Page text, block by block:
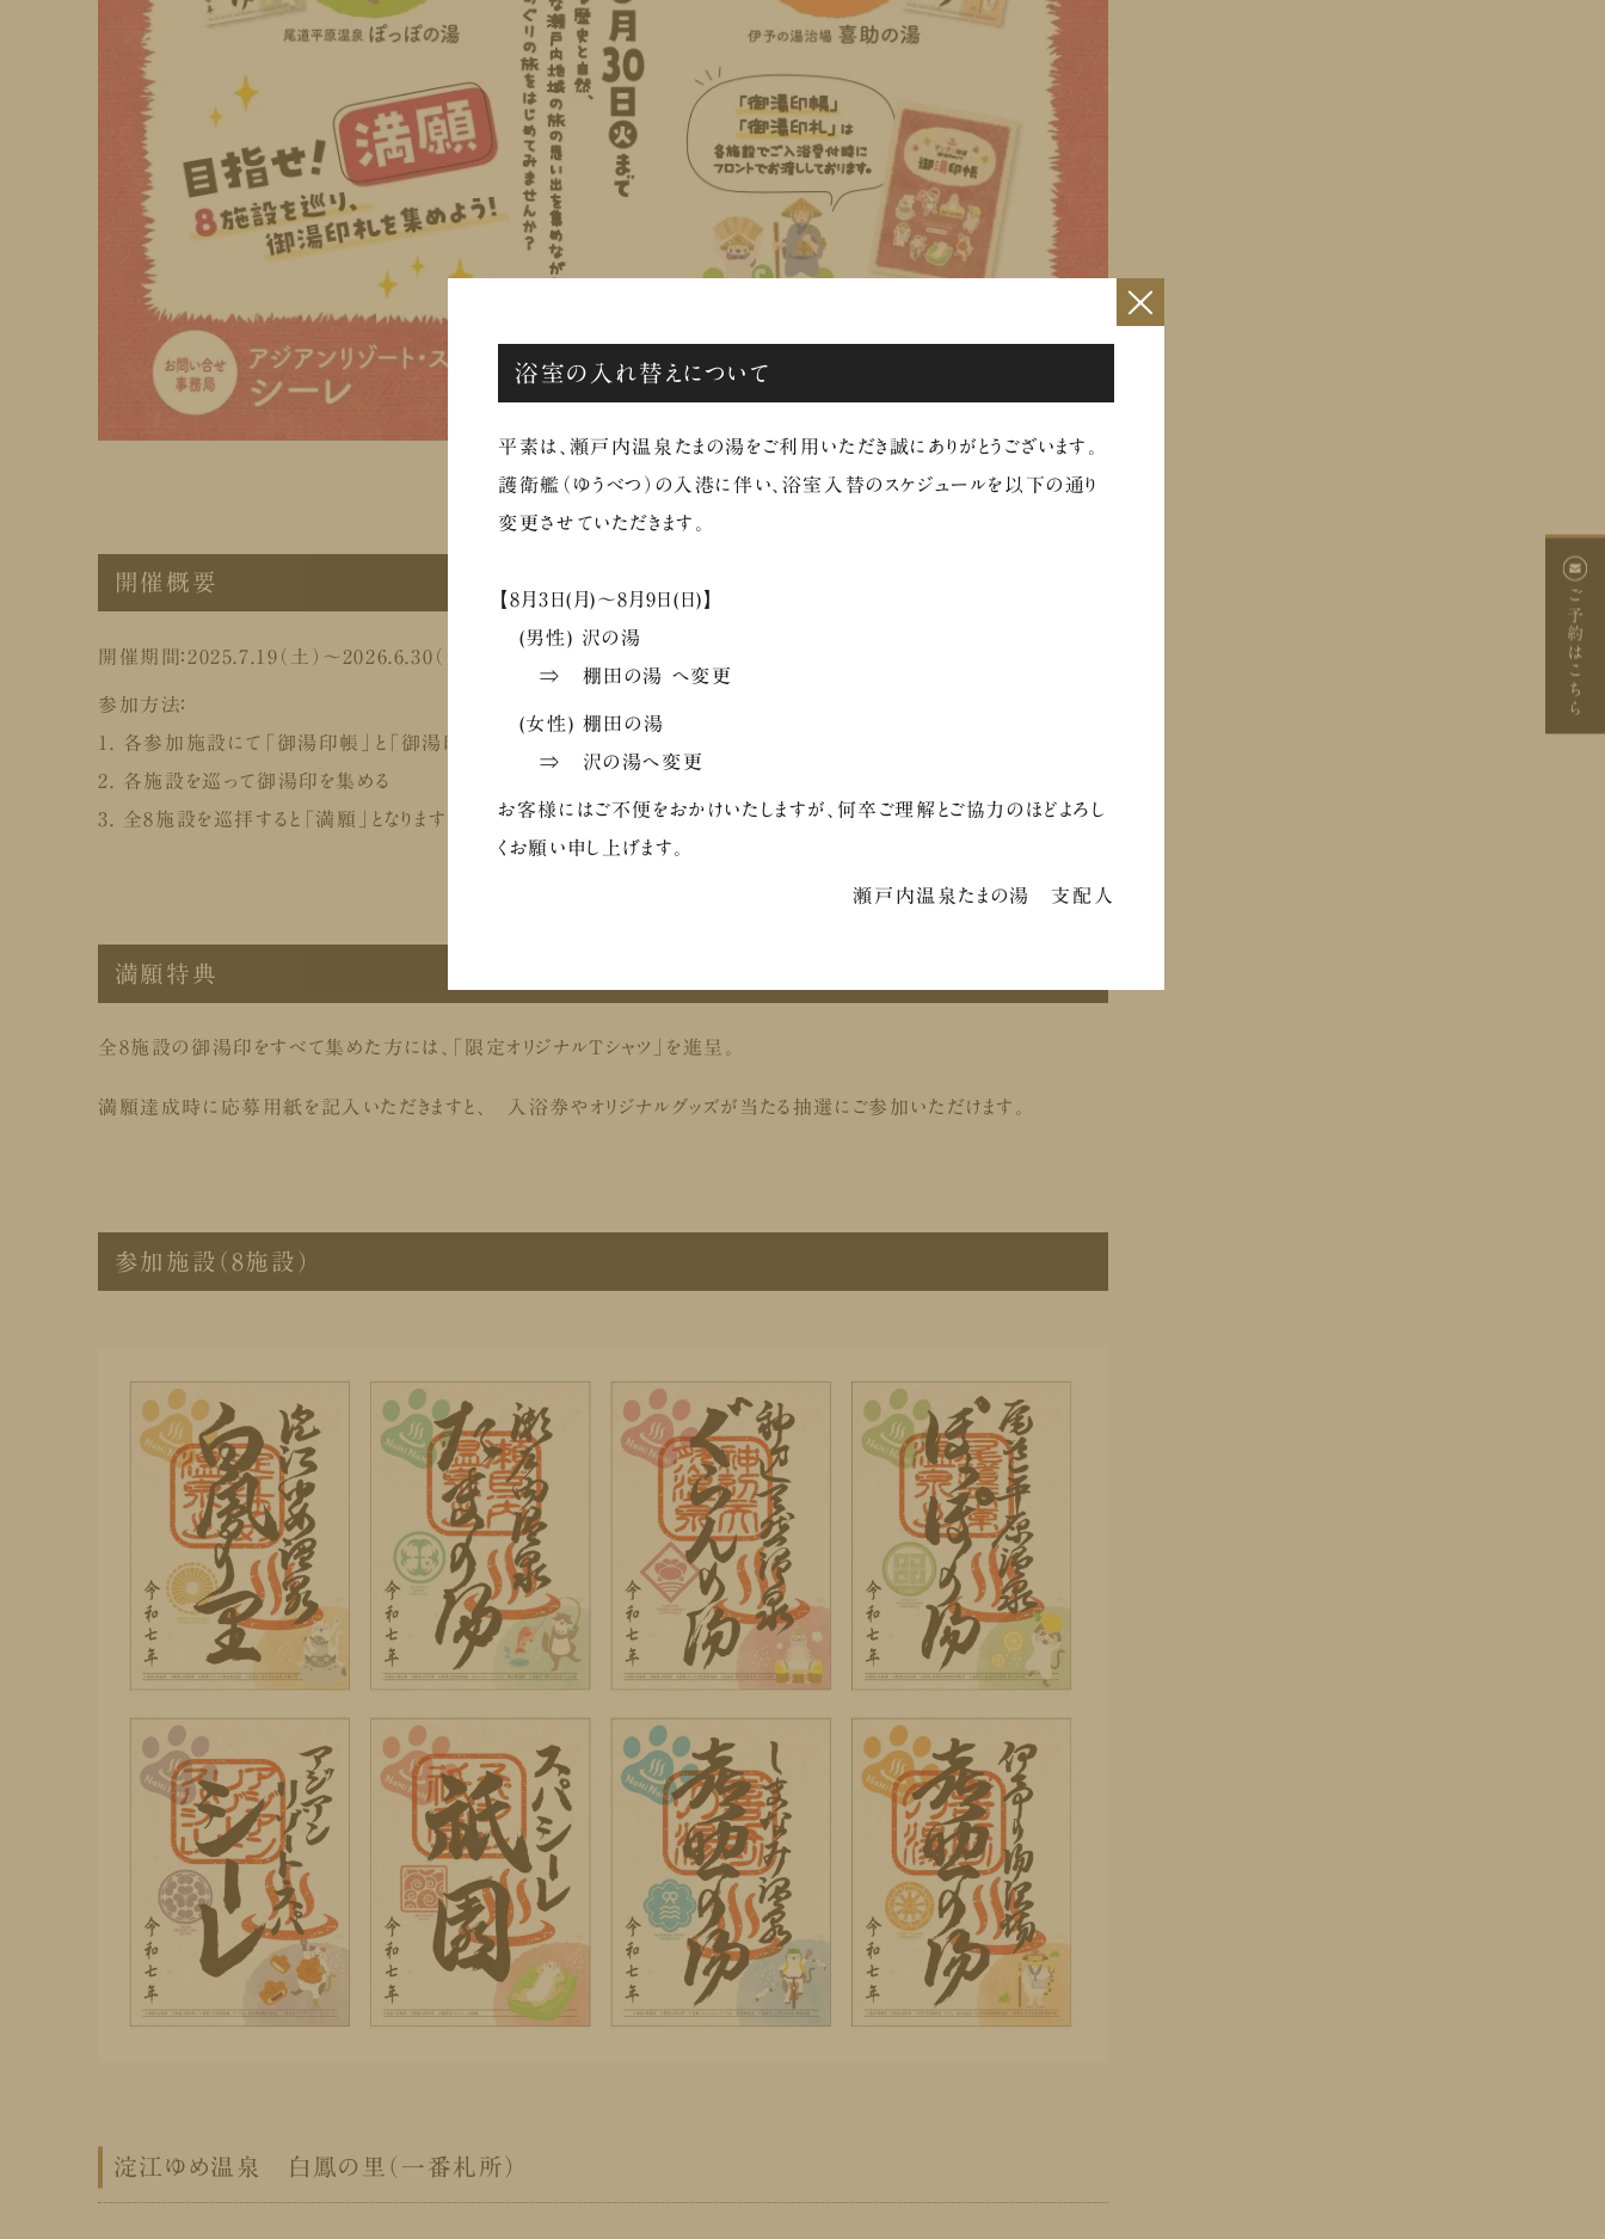
ご予約
はこちら
開催概要
開催期間： 2025.7.19（土）～2026.6.30（火）
参加方法：
1. 各参加施設にて「御湯印帳」と「御湯印札」を入手
2. 各施設を巡って御湯印を集める
3. 全8施設を巡拝すると「満願」となります
満願特典
全8施設の御湯印をすべて集めた方には、「限定オリジナルTシャツ」を進呈。
満願達成時に応募用紙を記入いただきますと、 入浴券やオリジナルグッズが当たる抽選にご参加いただけます。
参加施設（8施設）
淀江ゆめ温泉 白鳳の里（一番札所）
×
浴室の入れ替えについて
平素は、瀬戸内温泉たまの湯をご利用いただき誠にありがとうございます。
護衛艦（ゆうべつ）の入港に伴い、浴室入替のスケジュールを以下の通り
変更させていただきます。
【8月3日(月)～8月9日(日)】
(男性) 沢の湯
⇒ 棚田の湯 へ変更
(女性) 棚田の湯
⇒ 沢の湯へ変更
お客様にはご不便をおかけいたしますが、何卒ご理解とご協力のほどよろし
くお願い申し上げます。
瀬戸内温泉たまの湯 支配人